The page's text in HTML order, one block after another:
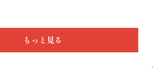
もっと見る